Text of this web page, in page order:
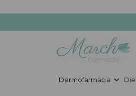
Dermofarmacia